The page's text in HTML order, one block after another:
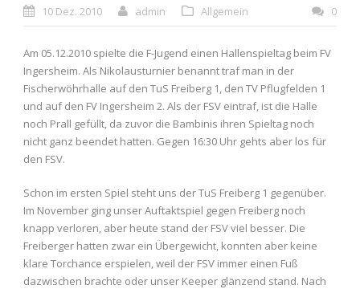
10 Dez. 2010 admin Allgemein 0
Am 05.12.2010 spielte die F-Jugend einen Hallenspieltag beim FV
Ingersheim. Als Nikolausturnier benannt traf man in der
Fischerwöhrhalle auf den TuS Freiberg 1, den TV Pflugfelden 1
und auf den FV Ingersheim 2. Als der FSV eintraf, ist die Halle
noch Prall gefüllt, da zuvor die Bambinis ihren Spieltag noch
nicht ganz beendet hatten. Gegen 16:30 Uhr gehts aber los für
den FSV.
Schon im ersten Spiel steht uns der TuS Freiberg 1 gegenüber.
Im November ging unser Auftaktspiel gegen Freiberg noch
knapp verloren, aber heute stand der FSV viel besser. Die
Freiberger hatten zwar ein Übergewicht, konnten aber keine
klare Torchance erspielen, weil der FSV immer einen Fuß
dazwischen brachte oder unser Keeper glänzend stand. Nach